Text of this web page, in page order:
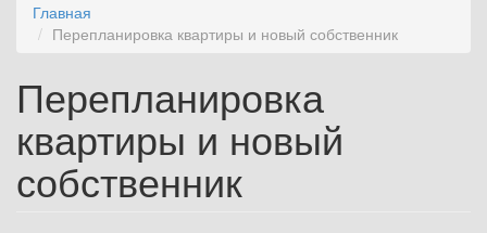
Главная
Перепланировка квартиры и новый собственник
Перепланировка
квартиры и новый
собственник